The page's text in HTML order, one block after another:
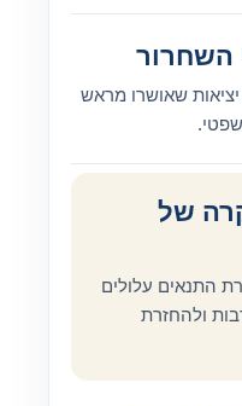
השחרור
שאושרו מראש
של
התנאים עלולים
ולהחזרת